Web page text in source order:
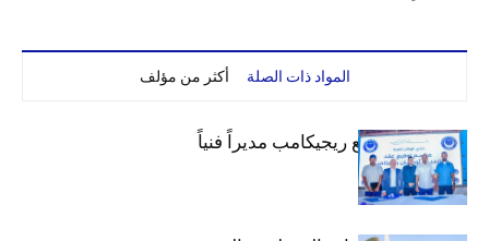
المواد ذات الصلة أكثر من مؤلف
الهلال يتعاقد مع ريجيكامب مديراً فنياً